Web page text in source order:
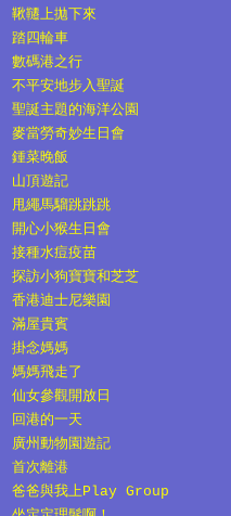
鞦韆上拋下來
踏四輪車
數碼港之行
不平安地步入聖誕
聖誕主題的海洋公園
麥當勞奇妙生日會
鍾菜晚飯
山頂遊記
甩繩馬騮跳跳跳
開心小猴生日會
接種水痘疫苗
探訪小狗寶寶和芝芝
香港迪士尼樂園
滿屋貴賓
掛念媽媽
媽媽飛走了
仙女參觀開放日
回港的一天
廣州動物園遊記
首次離港
爸爸與我上Play Group